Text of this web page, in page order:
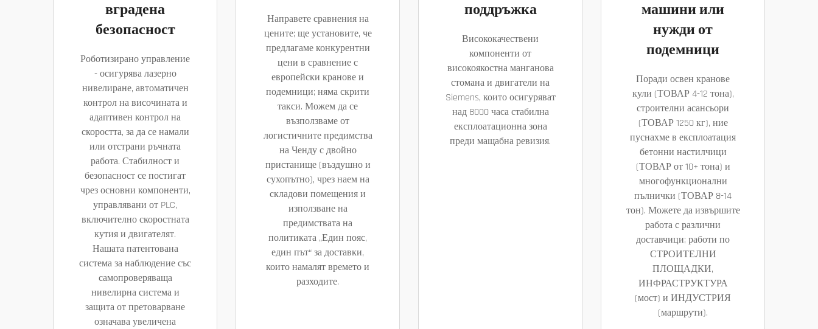
вградена
безопасност
Роботизирано управление
- осигурява лазерно
нивелиране, автоматичен
контрол на височината и
адаптивен контрол на
скоростта, за да се намали
или отстрани ръчната
работа. Стабилност и
безопасност се постигат
чрез основни компоненти,
управлявани от PLC,
включително скоростната
кутия и двигателят.
Нашата патентована
система за наблюдение със
самопроверяваща
нивелирна система и
защита от претоварване
означава увеличена
Направете сравнения на
цените; ще установите, че
предлагаме конкурентни
цени в сравнение с
европейски кранове и
подемници; няма скрити
такси. Можем да се
възползваме от
логистичните предимства
на Ченду с двойно
пристанище (въздушно и
сухопътно), чрез наем на
складови помещения и
използване на
предимствата на
политиката „Един пояс,
един път“ за доставки,
които намалят времето и
разходите.
поддръжка
Висококачествени
компоненти от
високоякостна манганова
стомана и двигатели на
Siemens, които осигуряват
над 8000 часа стабилна
експлоатационна зона
преди мащабна ревизия.
машини или
нужди от
подемници
Поради освен кранове
кули (ТОВАР 4-12 тона),
строителни асансьори
(ТОВАР 1250 кг), ние
пуснахме в експлоатация
бетонни настилчици
(ТОВАР от 10+ тона) и
многофункционални
пълнички (ТОВАР 8-14
тон). Можете да извършите
работа с различни
доставчици; работи по
СТРОИТЕЛНИ
ПЛОЩАДКИ,
ИНФРАСТРУКТУРА
(мост) и ИНДУСТРИЯ
(маршрути).